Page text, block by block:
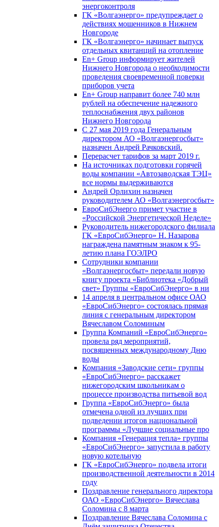
энергоконтроля
ГК «Волгаэнерго» предупреждает о
действиях мошенников в Нижнем
Новгороде
ГК «Волгаэнерго» начинает выпуск
отдельных квитанций на отопление
En+ Group информирует жителей
Нижнего Новгорода о необходимости
проведения своевременной поверки
приборов учета
En+ Group направит более 740 млн
рублей на обеспечение надежного
теплоснабжения двух районов
Нижнего Новгорода
С 27 мая 2019 года Генеральным
директором АО «Волгаэнергосбыт»
назначен Андрей Рачковский.
Перерасчет тарифов за март 2019 г.
На источниках подготовки горячей
воды компании «Автозаводская ТЭЦ»
все нормы выдерживаются
Андрей Орлихин назначен
руководителем АО «Волгаэнергосбыт»
ЕвроСибЭнерго примет участие в
«Российской Энергетической Неделе»
Руководитель нижегородского филиала
ГК «ЕвроСибЭнерго» Н. Назарова
награждена памятным знаком к 95-
летию плана ГОЭЛРО
Сотрудники компании
«Волгаэнергосбыт» передали новую
книгу проекта «Библиотека «Добрый
свет» Группы «ЕвроСибЭнерго» в ни
14 апреля в центральном офисе ОАО
«ЕвроСибЭнерго» состоялась прямая
линия с генеральным директором
Вячеславом Соломиным
Группа Компаний «ЕвроСибЭнерго»
провела ряд мероприятий,
посвященных международному Дню
воды
Компания «Заводские сети» группы
«ЕвроСибЭнерго» расскажет
нижегородским школьникам о
процессе производства питьевой вод
Группа «ЕвроСибЭнерго» была
отмечена одной из лучших при
подведении итогов национальной
программы «Лучшие социальные про
Компания «Генерация тепла» группы
«ЕвроСибЭнерго» запустила в работу
новую котельную
ГК «ЕвроСибЭнерго» подвела итоги
производственной деятельности в 2014
году
Поздравление генерального директора
ОАО «ЕвроСибЭнерго» Вячеслава
Соломина с 8 марта
Поздравление Вячеслава Соломина с